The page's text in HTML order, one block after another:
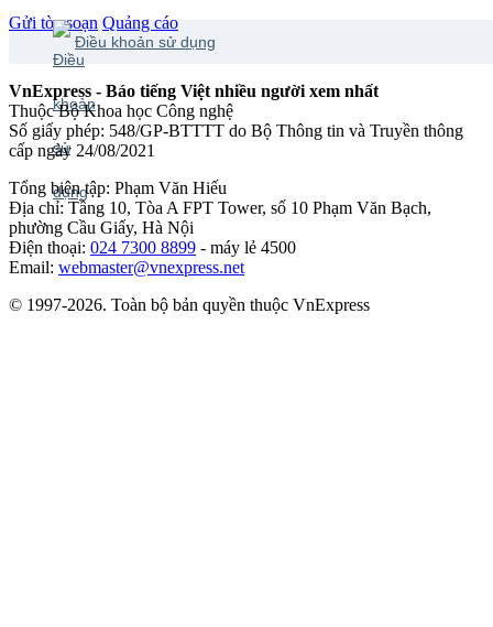
Gửi tòa soạn Quảng cáo
Điều khoản sử dụng
VnExpress - Báo tiếng Việt nhiều người xem nhất
Thuộc Bộ Khoa học Công nghệ
Số giấy phép: 548/GP-BTTTT do Bộ Thông tin và Truyền thông
cấp ngày 24/08/2021
Tổng biên tập: Phạm Văn Hiếu
Địa chỉ: Tầng 10, Tòa A FPT Tower, số 10 Phạm Văn Bạch,
phường Cầu Giấy, Hà Nội
Điện thoại: 024 7300 8899 - máy lẻ 4500
Email: webmaster@vnexpress.net
© 1997-2026. Toàn bộ bản quyền thuộc VnExpress